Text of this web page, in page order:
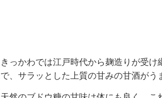
きっかわでは江戸時代から麹造りが受
で、サラッとした上質の甘みの甘酒がう